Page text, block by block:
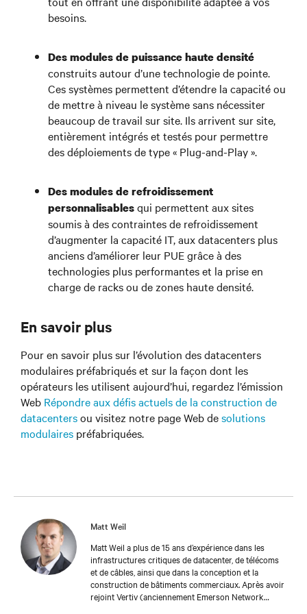
besoins.
Des modules de puissance haute densité
construits autour d’une technologie de pointe.
Ces systèmes permettent d’étendre la capacité ou
de mettre à niveau le système sans nécessiter
beaucoup de travail sur site. Ils arrivent sur site,
entièrement intégrés et testés pour permettre
des déploiements de type « Plug-and-Play ».
Des modules de refroidissement
personnalisablesqui permettent aux sites
soumis à des contraintes de refroidissement
d’augmenter la capacité IT, aux datacenters plus
anciens d’améliorer leur PUE grâce à des
technologies plus performantes et la prise en
charge de racks ou de zones haute densité.
En savoir plus
Pour en savoir plus sur l’évolution des datacenters
modulaires préfabriqués et sur la façon dont les
opérateurs les utilisent aujourd’hui, regardez l’émission
Web Répondre aux défis actuels de la construction de
datacentersou visitez notre page Web desolutions
modulaires préfabriquées.
Matt Weil
Matt Weil a plus de 15 ans d’expérience dans les
infrastructures critiques de datacenter, de télécoms
et de câbles, ainsi que dans la conception et la
construction de bâtiments commerciaux. Après avoir
rejoint Vertiv (anciennement Emerson Network